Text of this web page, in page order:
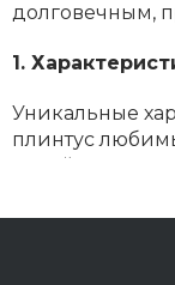
долговечным,
1.
Уникальные
плинтус
дизайнеров